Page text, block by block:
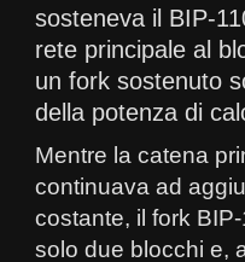
sosteneva il BIP-
rete principale al
un fork sostenuto
della potenza di
Mentre la catena
continuava ad
costante, il fork
solo due blocchi e,